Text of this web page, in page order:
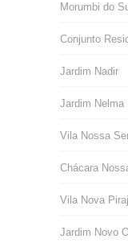
Morumbi do
Conjunto
Jardim Nadir
Jardim Nelma
Vila Nossa
Chácara
Vila Nova
Jardim Novo